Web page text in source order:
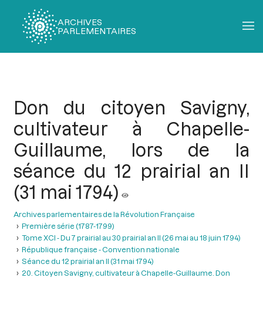
ARCHIVES
PARLEMENTAIRES
Don du citoyen Savigny,
cultivateur à Chapelle-
Guillaume, lors de la
séance du 12 prairial an II
(31 mai 1794)
Archives parlementaires de la Révolution Française
Première série (1787-1799)
Tome XCI - Du 7 prairial au 30 prairial an II (26 mai au 18 juin 1794)
République française - Convention nationale
Séance du 12 prairial an II (31 mai 1794)
20. Citoyen Savigny, cultivateur à Chapelle-Guillaume. Don